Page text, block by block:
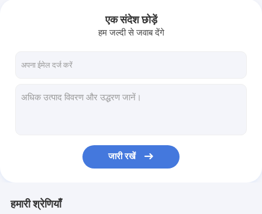
एक संदेश छोड़ें
हम जल्दी से जवाब देंगे
जारी रखें
हमारी श्रेणियाँ